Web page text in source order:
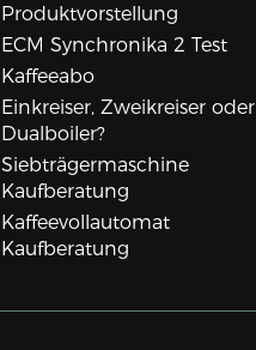
Produktvorstellung
ECM Synchronika 2 Test
Kaffeeabo
Einkreiser, Zweikreiser oder
Dualboiler?
Siebträgermaschine
Kaufberatung
Kaffeevollautomat
Kaufberatung